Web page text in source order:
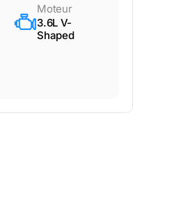
Moteur
3.6L V-
Shaped